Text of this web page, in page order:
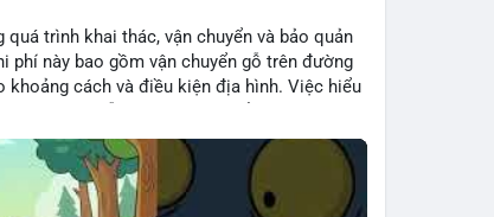
trình khai thác, vận chuyển và bảo quản
này bao gồm vận chuyển gỗ trên đường
khoảng cách và điều kiện địa hình. Việc hiểu